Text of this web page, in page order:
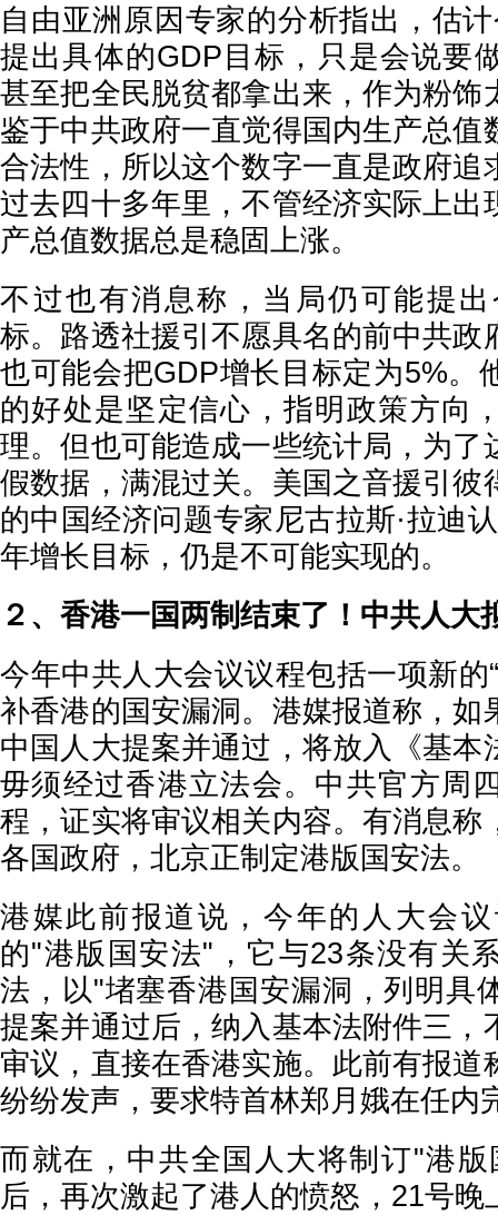
自由亚洲原因专家的分析指出，估计
提出具体的GDP目标，只是会说要
甚至把全民脱贫都拿出来，作为粉饰
鉴于中共政府一直觉得国内生产总值
合法性，所以这个数字一直是政府追
过去四十多年里，不管经济实际上出
产总值数据总是稳固上涨。
不过也有消息称，当局仍可能提
标。路透社援引不愿具名的前中共政
也可能会把GDP增长目标定为5%。
的好处是坚定信心，指明政策方向
理。但也可能造成一些统计局，为了
假数据，满混过关。美国之音援引彼
的中国经济问题专家尼古拉斯·拉迪
年增长目标，仍是不可能实现的。
２、香港一国两制结束了！中共人
今年中共人大会议议程包括一项新的
补香港的国安漏洞。港媒报道称，如
中国人大提案并通过，将放入《基本
毋须经过香港立法会。中共官方周
程，证实将审议相关内容。有消息称
各国政府，北京正制定港版国安法。
港媒此前报道说，今年的人大会
的"港版国安法"，它与23条没有关
法，以"堵塞香港国安漏洞，列明具
提案并通过后，纳入基本法附件三，
审议，直接在香港实施。此前有报道
纷纷发声，要求特首林郑月娥在任内
而就在，中共全国人大将制订"港
后，再次激起了港人的愤怒，21号晚